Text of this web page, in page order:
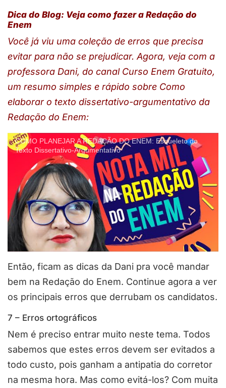
Dica do Blog: Veja como fazer a Redação do
Enem
Você já viu uma coleção de erros que precisa
evitar para não se prejudicar. Agora, veja com a
professora Dani, do canal Curso Enem Gratuito,
um resumo simples e rápido sobre Como
elaborar o texto dissertativo-argumentativo da
Redação do Enem:
COMO PLANEJAR A REDAÇÃO DO ENEM: Esqueleto do
Texto Dissertativo-Argumentativo
Então, ficam as dicas da Dani pra você mandar
bem na Redação do Enem. Continue agora a ver
os principais erros que derrubam os candidatos.
7 – Erros ortográficos
Nem é preciso entrar muito neste tema. Todos
sabemos que estes erros devem ser evitados a
todo custo, pois ganham a antipatia do corretor
na mesma hora. Mas como evitá-los? Com muita